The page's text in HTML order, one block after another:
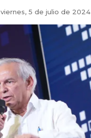
viernes, 5 de julio de 2024